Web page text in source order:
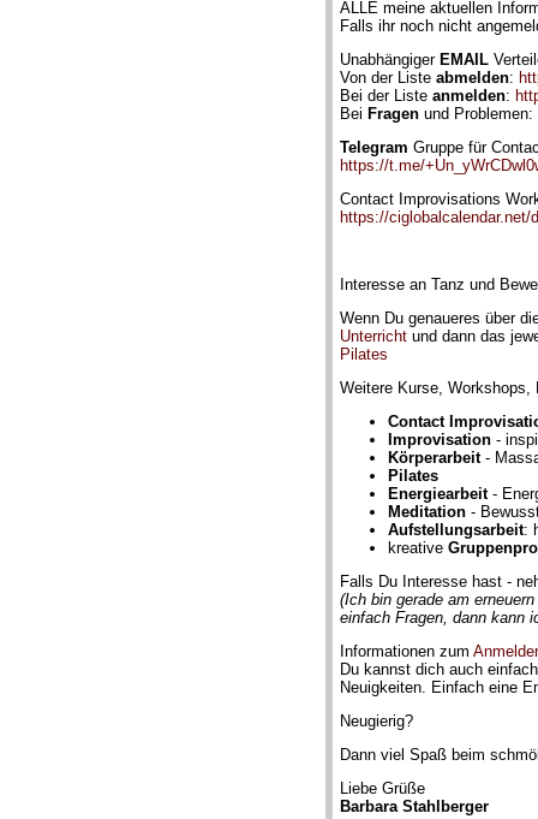
ALLE meine aktuellen
Falls ihr noch nicht
Unabhängiger EMAIL
Von der Liste abmelden:
Bei der Liste anmelden:
Bei Fragen und
Telegram Gruppe für
https://t.me/
Contact Improvisations
https://ciglobalcalendar.net/
Interesse an Tanz und
Wenn Du genaueres über
Unterricht und dann das
Pilates
Weitere Kurse, Workshops,
Contact
Improvisation -
Körperarbeit-
Pilates
Energiearbeit-
Meditation -
Aufstellungsarbeit:
kreative
Falls Du Interesse hast -
(Ich bin gerade am
einfach Fragen, dann kann
Informationen zum
Du kannst dich auch
Neuigkeiten. Einfach eine
Neugierig?
Dann viel Spaß beim
Liebe Grüße
Barbara Stahlberger